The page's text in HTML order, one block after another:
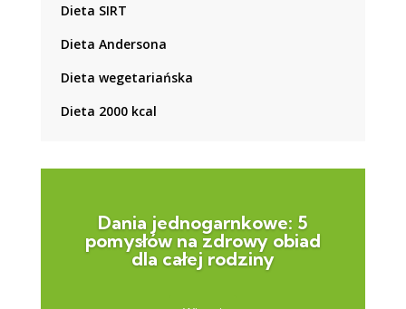
Dieta SIRT
Dieta Andersona
Dieta wegetariańska
Dieta 2000 kcal
Dania jednogarnkowe: 5
pomysłów na zdrowy obiad
dla całej rodziny